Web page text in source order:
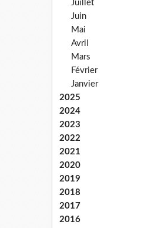
Juillet
Juin
Mai
Avril
Mars
Février
Janvier
2025
2024
2023
2022
2021
2020
2019
2018
2017
2016